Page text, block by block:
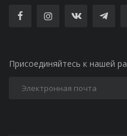
Присоединяйтесь к нашей